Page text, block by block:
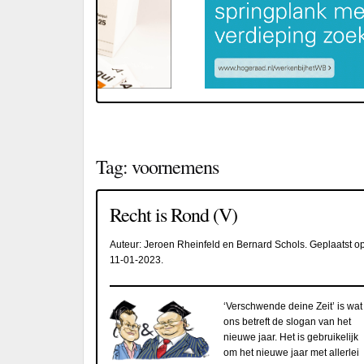
Tag:voornemens
Recht is Rond (V)
Auteur: Jeroen Rheinfeld en Bernard Schols. Geplaatst
11-01-2023.
‘Verschwende deine Zeit’ is wat
ons betreft de slogan van het
nieuwe jaar. Het is gebruikelijk
om het nieuwe jaar met allerlei